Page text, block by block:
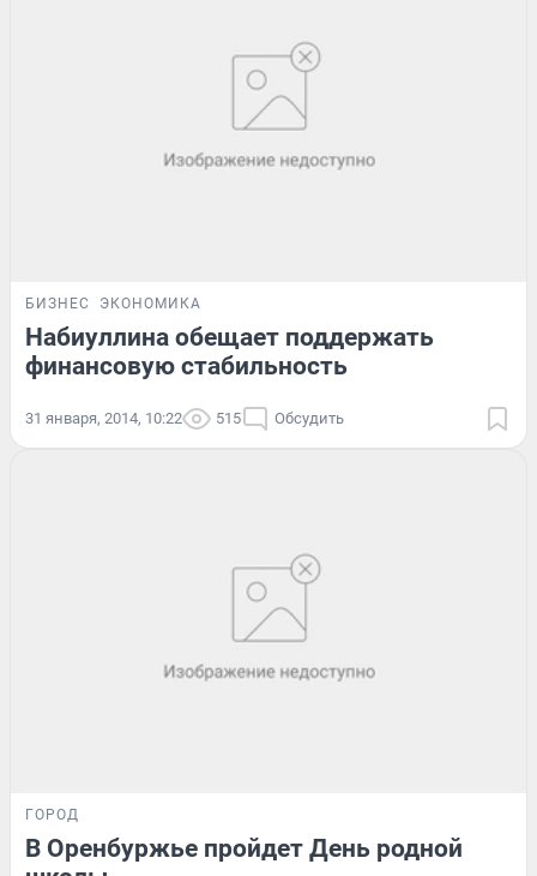
БИЗНЕС ЭКОНОМИКА
Набиуллина обещает поддержать
финансовую стабильность
31 января, 2014, 10:22 515 Обсудить
ГОРОД
В Оренбуржье пройдет День родной